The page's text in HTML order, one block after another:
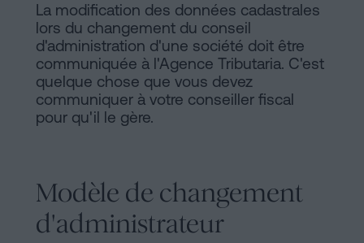
La modification des données cadastrales
lors du changement du conseil
d'administration d'une société doit être
communiquée à l'Agence Tributaria. C'est
quelque chose que vous devez
communiquer à votre conseiller fiscal
pour qu'il le gère.
Modèle de changement
d'administrateur